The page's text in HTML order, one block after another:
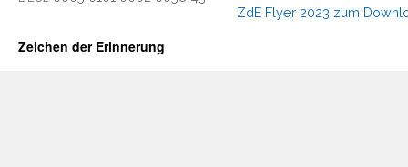
ZdE Fly­er 2023 zum
Zeichen der Erinnerung